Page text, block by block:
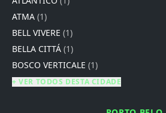
ATMA (1)
BELL VIVERE (1)
BELLA CITTÁ (1)
BOSCO VERTICALE (1)
+ VER TODOS DESTA CIDADE